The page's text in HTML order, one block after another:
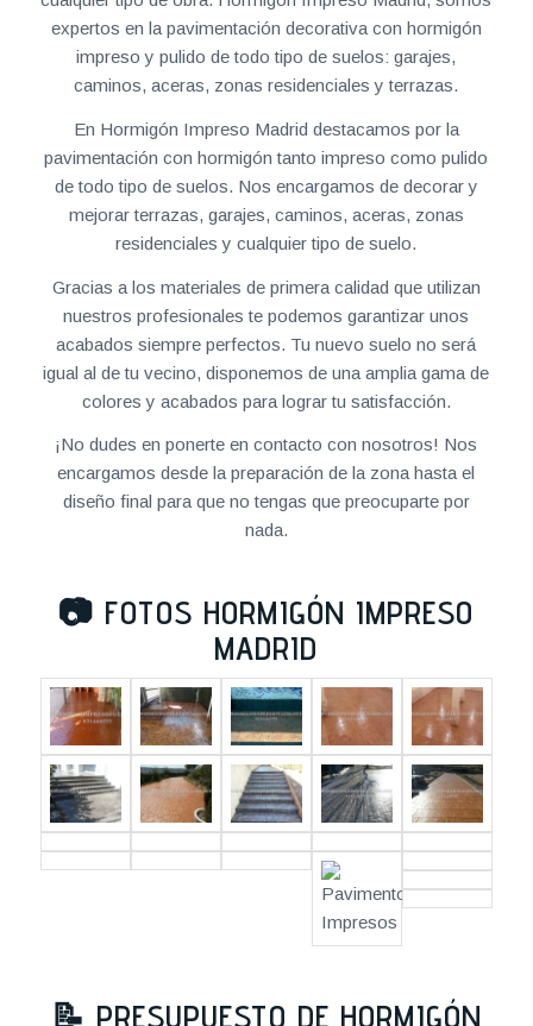
expertos en la pavimentación decorativa con hormigón
impreso y pulido de todo tipo de suelos: garajes,
caminos, aceras, zonas residenciales y terrazas.
En Hormigón Impreso Madrid destacamos por la
pavimentación con hormigón tanto impreso como pulido
de todo tipo de suelos. Nos encargamos de decorar y
mejorar terrazas, garajes, caminos, aceras, zonas
residenciales y cualquier tipo de suelo.
Gracias a los materiales de primera calidad que utilizan
nuestros profesionales te podemos garantizar unos
acabados siempre perfectos. Tu nuevo suelo no será
igual al de tu vecino, disponemos de una amplia gama de
colores y acabados para lograr tu satisfacción.
¡No dudes en ponerte en contacto con nosotros! Nos
encargamos desde la preparación de la zona hasta el
diseño final para que no tengas que preocuparte por
nada.
📷 FOTOS HORMIGÓN IMPRESO
MADRID
📝 PRESUPUESTO DE HORMIGÓN